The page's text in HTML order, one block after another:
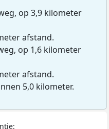
op 3,9 kilometer
afstand.
op 1,6 kilometer
afstand.
5,0 kilometer.